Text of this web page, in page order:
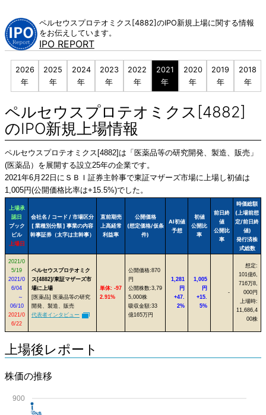
content
ペルセウスプロテオミクス[4882]のIPO新規上場に関する情報
をお伝えしています。
IPO REPORT
2026
年
2025
年
2024
年
2023
年
2022
年
2021
年
2020
年
2019
年
2018
年
ペルセウスプロテオミクス[4882]
のIPO新規上場情報
ペルセウスプロテオミクス[4882]は「医薬品等の研究開発、製造、販売」
(医薬品）を展開する設立25年の企業です。
2021年6月22日にＳＢＩ証券主幹事で東証マザーズ市場に上場し初値は
1,005円(公開価格比率は+15.5%)でした。
上場承
認日
ブック
ビル
上場日
会社名 / コード / 市場区分
[ 業種別分類 ] 事業の内容
幹事証券（太字は主幹事）
直前期売
上高経常
利益率
公開価格
(想定価格/仮条
件)
AI初値
予想
初値
公開比
率
前日終
値
公開比
率
時価総額
(上場前想
定/前日終
値)
発行済株
式総数
2021/0
5/19
2021/0
6/04
～
06/10
2021/0
6/22
ペルセウスプロテオミク
ス[4882]/東証マザーズ市
場に上場
[医薬品] 医薬品等の研究
開発、製造、販売
代表者インタビュー
単体: -97
2.91%
公開価格:870
円
公開株数:3,79
5,000株
吸収金額:33
億165万円
1,281
円
+47.
2%
1,005
円
+15.
5%
-
想定:
101億6,
716万8,
000円
上場時:
11,686,4
00株
上場後レポート
株価の推移
900